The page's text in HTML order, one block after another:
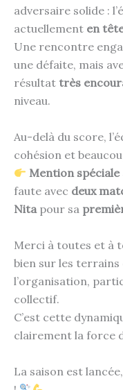
adversaire solide :
actuellement en
Une rencontre
une défaite, mais
résultat très
niveau.
Au-delà du score,
cohésion et
Mention spéciale
faute avec deux
Nitapour sa
Merci à toutes et à
bien sur les terrains
l’organisation,
collectif.
C’est cette
clairement la force
La saison est